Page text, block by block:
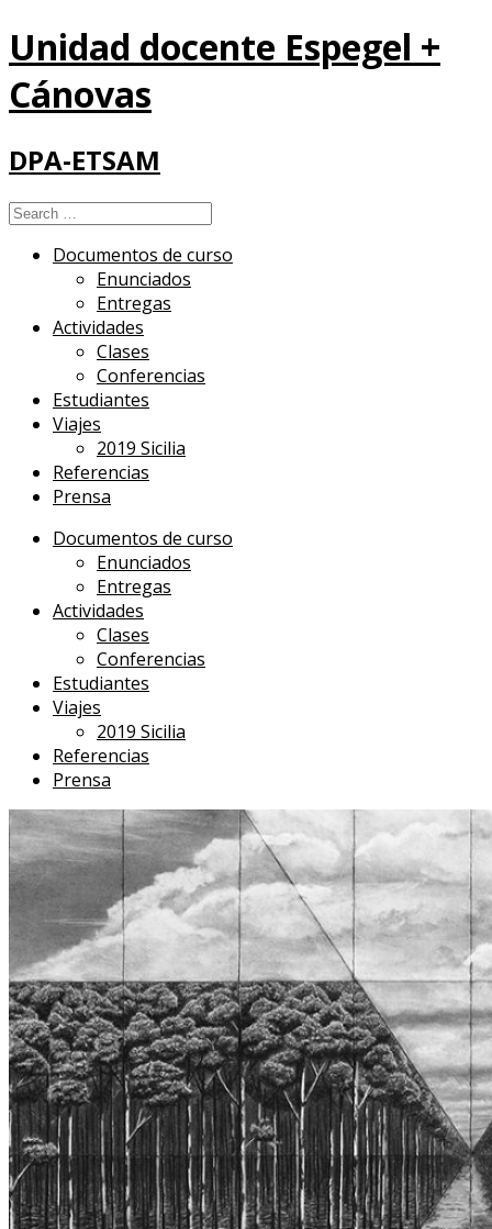
Unidad docente Espegel +
Cánovas
DPA-ETSAM
Search
Documentos de curso
Enunciados
Entregas
Actividades
Clases
Conferencias
Estudiantes
Viajes
2019 Sicilia
Referencias
Prensa
Documentos de curso
Enunciados
Entregas
Actividades
Clases
Conferencias
Estudiantes
Viajes
2019 Sicilia
Referencias
Prensa